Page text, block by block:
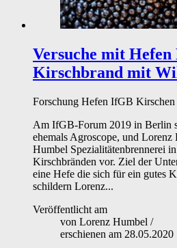
Versuche mit Hefen
Kirschbrand mit
Forschung Hefen IfGB Kirschen
Am IfGB-Forum 2019 in Berlin
ehemals Agroscope, und
Humbel Spezialitätenbrennerei
Kirschbränden vor. Ziel der
eine Hefe die sich für ein gutes
schildern Lorenz...
Veröffentlicht am
von Lorenz Humbel /
erschienen am 28.05.2020